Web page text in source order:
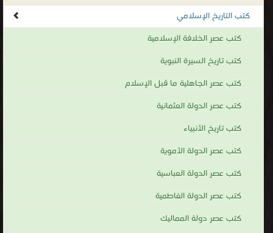
كتب التاريخ الإسلامي
كتب عصر الخلافة الإسلامية
كتب تاريخ السيرة النبوية
كتب عصر الجاهلية ما قبل الإسلام
كتب عصر الدولة العثمانية
كتب تاريخ الأنبياء
كتب عصر الدولة الأموية
كتب عصر الدولة العباسية
كتب عصر الدولة الفاطمية
كتب عصر دولة المماليك